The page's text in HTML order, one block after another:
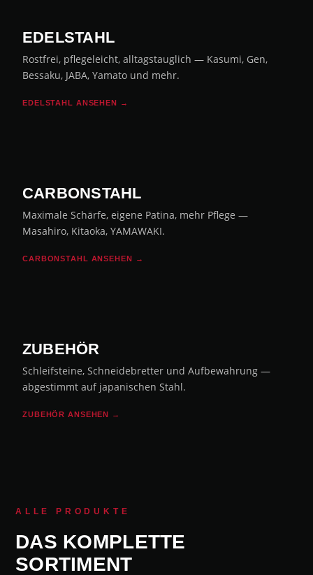
EDELSTAHL
Rostfrei, pflegeleicht, alltagstauglich — Kasumi, Gen,
Bessaku, JABA, Yamato und mehr.
EDELSTAHL ANSEHEN →
CARBONSTAHL
Maximale Schärfe, eigene Patina, mehr Pflege —
Masahiro, Kitaoka, YAMAWAKI.
CARBONSTAHL ANSEHEN →
ZUBEHÖR
Schleifsteine, Schneidebretter und Aufbewahrung —
abgestimmt auf japanischen Stahl.
ZUBEHÖR ANSEHEN →
ALLE PRODUKTE
DAS KOMPLETTE
SORTIMENT